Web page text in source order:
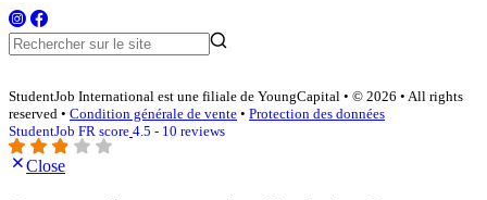
StudentJob International est une filiale de YoungCapital • © 2026 • All rights
reserved • Condition générale de vente • Protection des données
StudentJob FR score 4.5 - 10 reviews
Close